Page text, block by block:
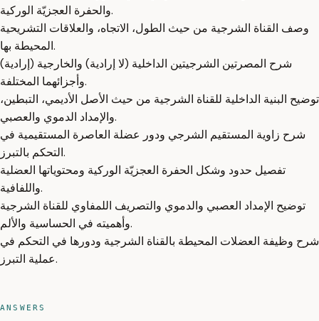
والحفرة العجزيّة الوركية.
وصف القناة الشرجية من حيث الطول، الاتجاه، والعلاقات التشريحية
المحيطة بها.
شرح المصرتين الشرجيتين الداخلية (لا إرادية) والخارجية (إرادية)
وأجزائهما المختلفة.
توضيح البنية الداخلية للقناة الشرجية من حيث الأصل الأديمي، التبطين،
والإمداد الدموي والعصبي.
شرح زاوية المستقيم الشرجي ودور عضلة العاصرة المستقيمية في
التحكم بالتبرز.
تفصيل حدود وشكل الحفرة العجزيّة الوركية ومحتوياتها العضلية
واللفافية.
توضيح الإمداد العصبي والدموي والتصريف اللمفاوي للقناة الشرجية
وأهميته في الحساسية والألم.
شرح وظيفة العضلات المحيطة بالقناة الشرجية ودورها في التحكم في
عملية التبرز.
ANSWERS